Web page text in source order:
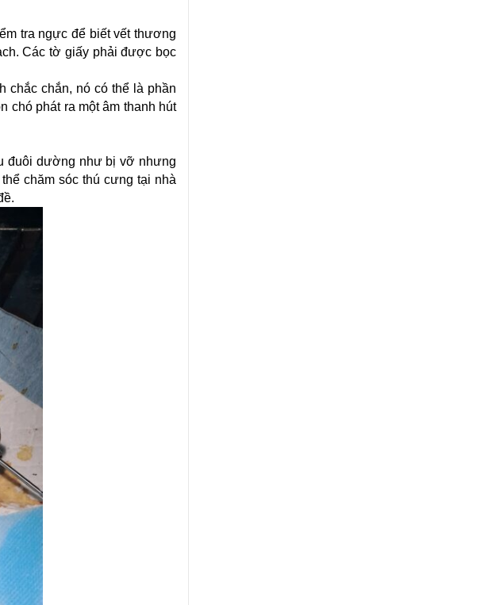
tra ngực để biết vết thương
Các tờ giấy phải được bọc
chắc chắn, nó có thể là phần
chó phát ra một âm thanh hút
đuôi dường như bị vỡ nhưng
chăm sóc thú cưng tại nhà